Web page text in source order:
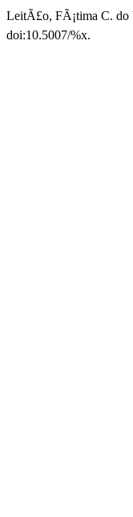
LeitÃ£o, FÃ¡tima C. do
doi:10.5007/%x.